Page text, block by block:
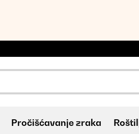
Pročišćavanje zraka